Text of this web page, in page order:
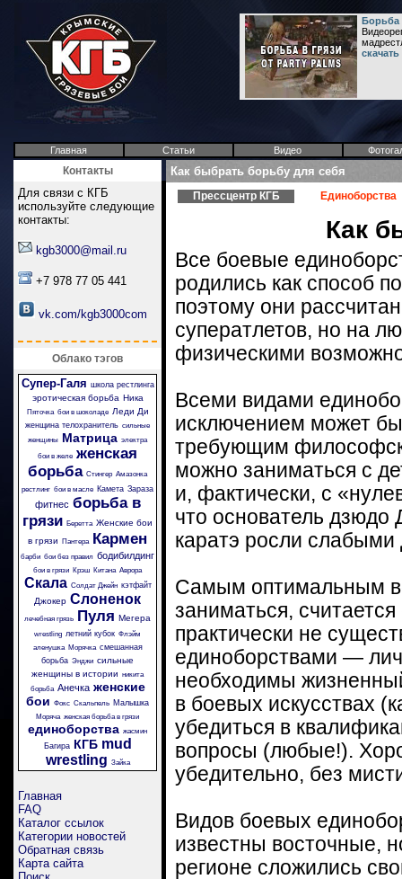
Борьба
Главная Статьи Видео
Контакты
Для связи с КГБ
используйте следующие
контакты:
kgb3000@mail.ru
+7 978 77 05 441
vk.com/kgb3000com
Облако тэгов
Супер-Галя школа рестлинга
эротическая борьба Ника
Пяточка бои в шоколаде Леди Ди
женщина телохранитель сильные
женщины Матрица электра
бои в желе женская
борьба Стингер Амазонка
рестлинг бои в масле Камета Зараза
фитнес борьба в
грязи Беретта Женские бои
в грязи
Пантера Кармен
барби бои без правил бодибилдинг
бои в грязи Крэш Китана Аврора
Скала Солдат Джейн кэтфайт
Джокер Слоненок
лечебная грязь Пуля Мегера
wrestling летний кубок Флэйм
аленушка
Морячка смешанная
борьба Энджи сильные
женщины в истории никита
борьба Анечка женские
бои Фокс Скальпель Малышка
Моряча женская борьба в грязи
единоборства жасмин
Багира КГБ mud
wrestling Зайка
Главная
FAQ
Каталог ссылок
Категории новостей
Обратная связь
Карта сайта
Как быбрать борьбу для себя
Прессцентр КГБ Единоборства
Как
Все боевые
родились как способ
поэтому они
суператлетов, но на
физическими
Всеми видами
исключением может
требующим
можно заниматься с
и, фактически, с
что основатель
каратэ росли слабыми
Самым оптимальным
заниматься,
практически не
единоборствами —
необходимы
в боевых искусствах
убедиться в
вопросы (любые!).
убедительно, без
Видов боевых
известны восточные,
регионе сложились